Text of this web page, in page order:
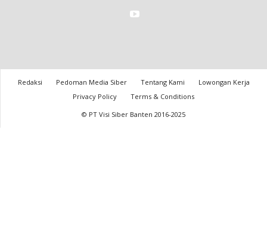
Redaksi Pedoman Media Siber Tentang Kami
Lowongan Kerja
Privacy Policy
Terms & Conditions
© PT Visi Siber Banten 2016-2025